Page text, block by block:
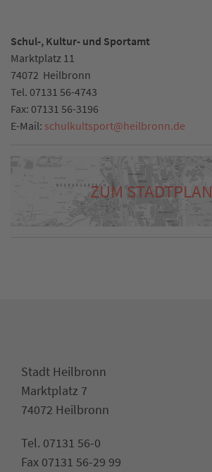
Schul-, Kultur- und Sportamt
Marktplatz 11
74072 Heilbronn
Tel. 07131 56-4743
Fax: 07131 56-3196
E-Mail: schulkultsport@heilbronn.de
ZUM STADTPLAN
Stadt Heilbronn
Marktplatz 7
74072 Heilbronn
Tel. 07131 56-0
Fax 07131 56-29 99